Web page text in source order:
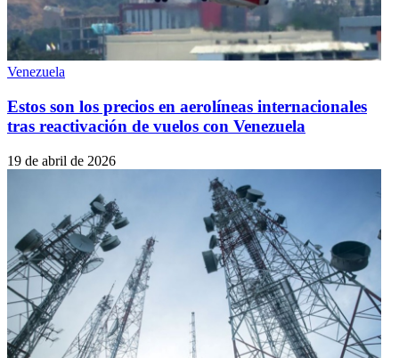
Venezuela
Estos son los precios en aerolíneas internacionales
tras reactivación de vuelos con Venezuela
19 de abril de 2026